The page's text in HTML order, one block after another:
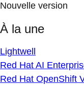
Nouvelle version
À la une
Lightwell
Red Hat AI
Red Hat OpenShift